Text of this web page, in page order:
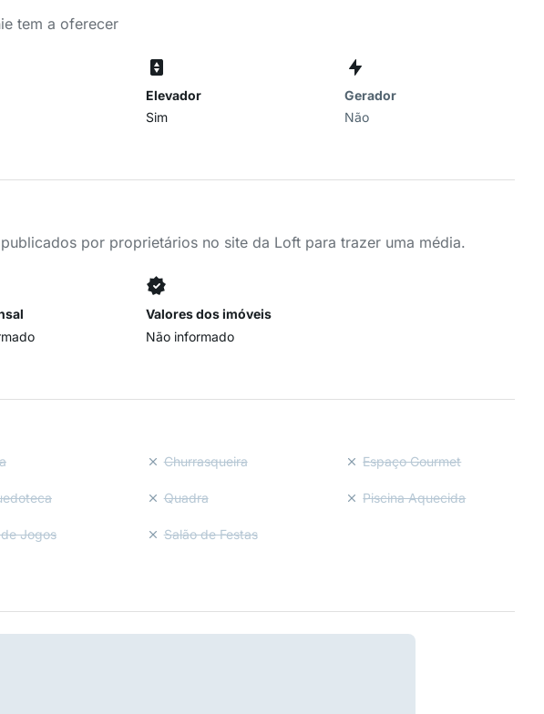
tem a oferecer
Elevador
Sim
Gerador
Não
por proprietários no site da Loft para trazer uma média.
Valores dos imóveis
Não informado
Churrasqueira Espaço Gourmet
Quadra Piscina Aquecida
Jogos Salão de Festas